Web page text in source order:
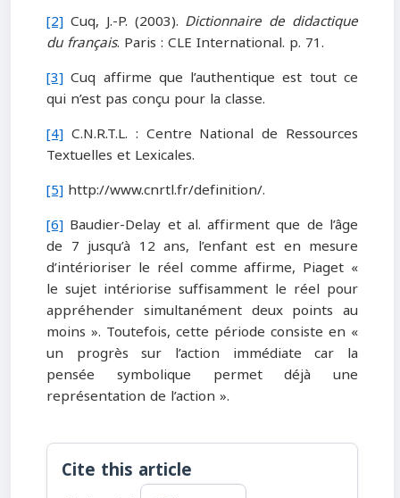
[2] Cuq, J.-P. (2003). Dictionnaire de didactique
du français. Paris : CLE International. p. 71.
[3] Cuq affirme que l’authentique est tout ce
qui n’est pas conçu pour la classe.
[4] C.N.R.T.L. : Centre National de Ressources
Textuelles et Lexicales.
[5] http://www.cnrtl.fr/definition/.
[6] Baudier-Delay et al. affirment que de l’âge
de 7 jusqu’à 12 ans, l’enfant est en mesure
d’intérioriser le réel comme affirme, Piaget «
le sujet intériorise suffisamment le réel pour
appréhender simultanément deux points au
moins ». Toutefois, cette période consiste en «
un progrès sur l’action immédiate car la
pensée symbolique permet déjà une
représentation de l’action ».
Cite this article